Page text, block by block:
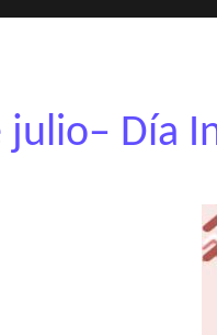
julio– Día